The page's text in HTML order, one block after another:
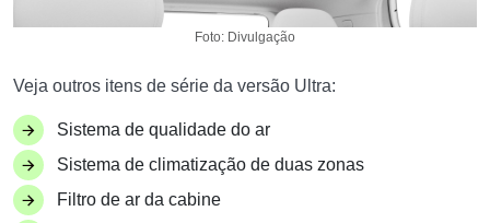
Foto: Divulgação
Veja outros itens de série da versão Ultra:
Sistema de qualidade do ar
Sistema de climatização de duas zonas
Filtro de ar da cabine